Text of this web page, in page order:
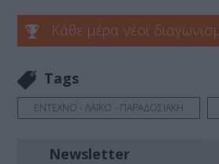
Κάθε μέρα νέοι
Tags
ΕΝΤΕΧΝΟ - ΛΑΪΚΟ - ΠΑΡΑΔΟΣΙΑΚΗ
Newsletter